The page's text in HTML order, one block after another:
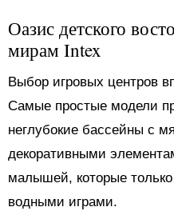
Оазис детского
мирам Intex
Выбор игровых центров
Самые простые модели
неглубокие бассейны с
декоративными
малышей, которые
водными играми.